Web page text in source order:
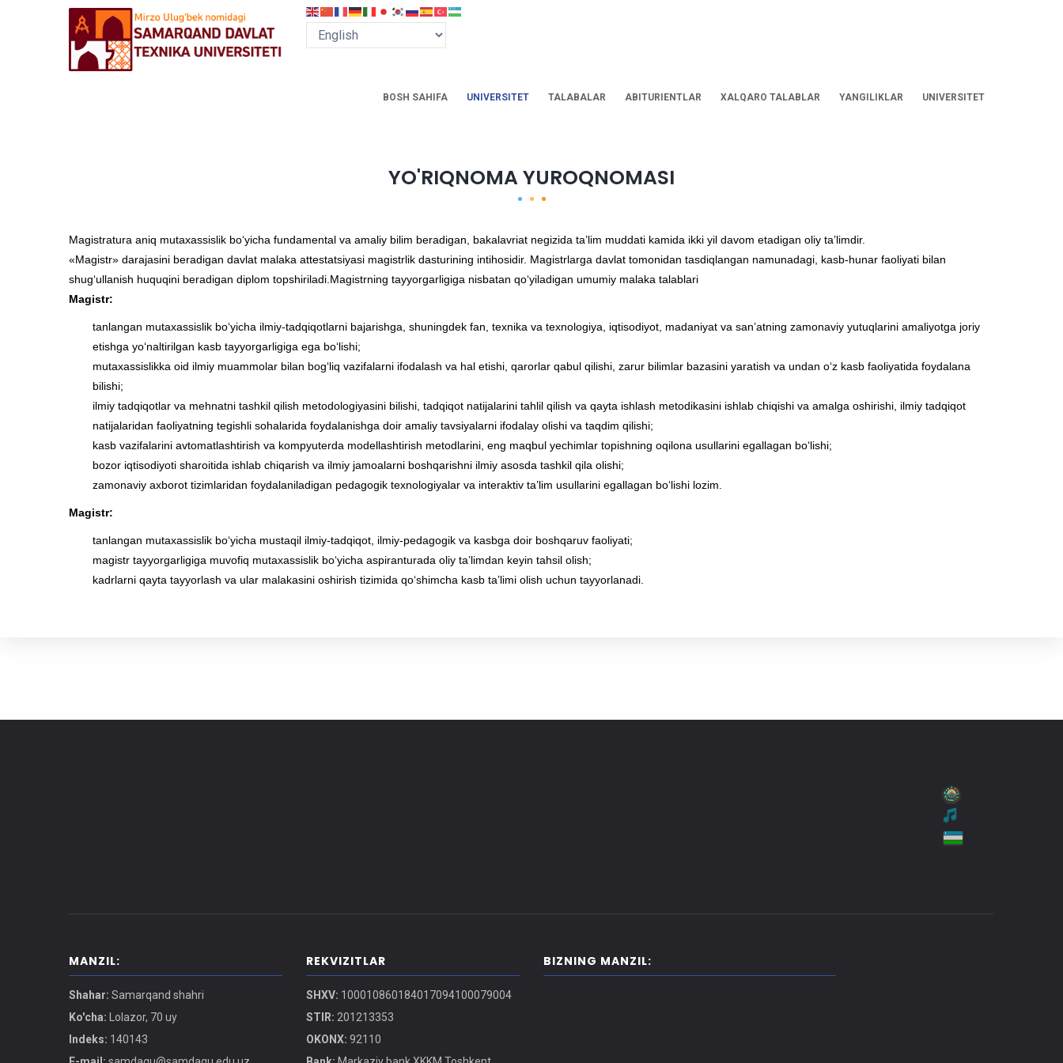
BOSH SAHIFA UNIVERSITET TALABALAR ABITURIENTLAR XALQARO TALABLAR YANGILIKLAR UNIVERSITET
YO'RIQNOMA YUROQNOMASI
Magistratura aniq mutaxassislik bo‘yicha fundamental va amaliy bilim beradigan, bakalavriat negizida ta’lim muddati kamida ikki yil davom etadigan oliy ta’limdir.
«Magistr» darajasini beradigan davlat malaka attestatsiyasi magistrlik dasturining intihosidir. Magistrlarga davlat tomonidan tasdiqlangan namunadagi, kasb-hunar faoliyati bilan
shug‘ullanish huquqini beradigan diplom topshiriladi.Magistrning tayyorgarligiga nisbatan qo‘yiladigan umumiy malaka talablari
Magistr:
tanlangan mutaxassislik bo‘yicha ilmiy-tadqiqotlarni bajarishga, shuningdek fan, texnika va texnologiya, iqtisodiyot, madaniyat va san’atning zamonaviy yutuqlarini amaliyotga joriy
etishga yo‘naltirilgan kasb tayyorgarligiga ega bo‘lishi;
mutaxassislikka oid ilmiy muammolar bilan bog‘liq vazifalarni ifodalash va hal etishi, qarorlar qabul qilishi, zarur bilimlar bazasini yaratish va undan o‘z kasb faoliyatida foydalana
bilishi;
ilmiy tadqiqotlar va mehnatni tashkil qilish metodologiyasini bilishi, tadqiqot natijalarini tahlil qilish va qayta ishlash metodikasini ishlab chiqishi va amalga oshirishi, ilmiy tadqiqot
natijalaridan faoliyatning tegishli sohalarida foydalanishga doir amaliy tavsiyalarni ifodalay olishi va taqdim qilishi;
kasb vazifalarini avtomatlashtirish va kompyuterda modellashtirish metodlarini, eng maqbul yechimlar topishning oqilona usullarini egallagan bo‘lishi;
bozor iqtisodiyoti sharoitida ishlab chiqarish va ilmiy jamoalarni boshqarishni ilmiy asosda tashkil qila olishi;
zamonaviy axborot tizimlaridan foydalaniladigan pedagogik texnologiyalar va interaktiv ta’lim usullarini egallagan bo‘lishi lozim.
Magistr:
tanlangan mutaxassislik bo‘yicha mustaqil ilmiy-tadqiqot, ilmiy-pedagogik va kasbga doir boshqaruv faoliyati;
magistr tayyorgarligiga muvofiq mutaxassislik bo‘yicha aspiranturada oliy ta’limdan keyin tahsil olish;
kadrlarni qayta tayyorlash va ular malakasini oshirish tizimida qo‘shimcha kasb ta’limi olish uchun tayyorlanadi.
MANZIL:
Shahar: Samarqand shahri
Ko'cha: Lolazor, 70 uy
Indeks: 140143
REKVIZITLAR
SHXV: 100010860184017094100079004
STIR: 201213353
OKONX: 92110
BIZNING MANZIL: